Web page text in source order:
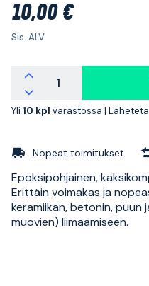
10,00 €
Sis. ALV
Yli 10 kpl varastossa |
Nopeat toimitukset
Epoksipohjainen,
Erittäin voimakas ja
keramiikan, betonin, puun
muovien) liimaamiseen.